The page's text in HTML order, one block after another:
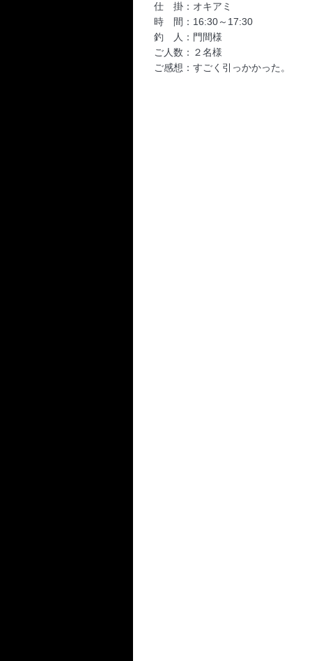
仕 掛：オキアミ
時 間：16:30～17:30
釣 人：門間様
ご人数：２名様
ご感想：すごく引っかかった。